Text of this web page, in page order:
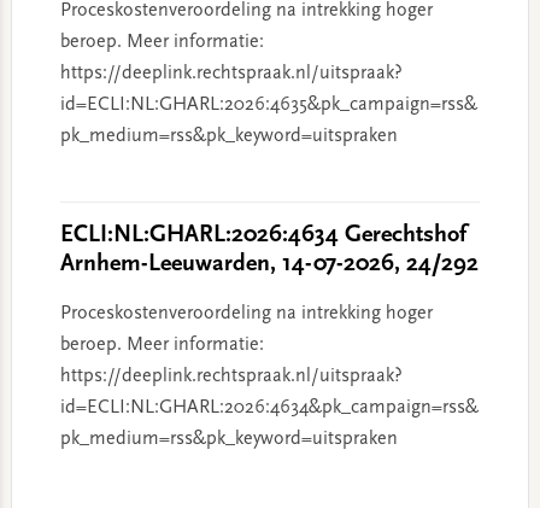
Proceskostenveroordeling na intrekking hoger
beroep. Meer informatie:
https://deeplink.rechtspraak.nl/uitspraak?
id=ECLI:NL:GHARL:2026:4635&pk_campaign=rss&
pk_medium=rss&pk_keyword=uitspraken
ECLI:NL:GHARL:2026:4634 Gerechtshof
Arnhem-Leeuwarden, 14-07-2026, 24/292
Proceskostenveroordeling na intrekking hoger
beroep. Meer informatie:
https://deeplink.rechtspraak.nl/uitspraak?
id=ECLI:NL:GHARL:2026:4634&pk_campaign=rss&
pk_medium=rss&pk_keyword=uitspraken